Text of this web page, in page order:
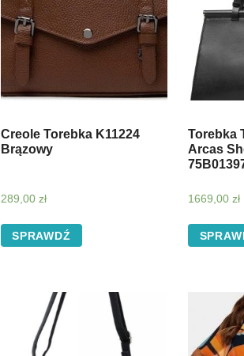
Creole Torebka K11224
Brązowy
289,00 zł
SPRAWDŹ
Torebka
Arcas
1669,00zł